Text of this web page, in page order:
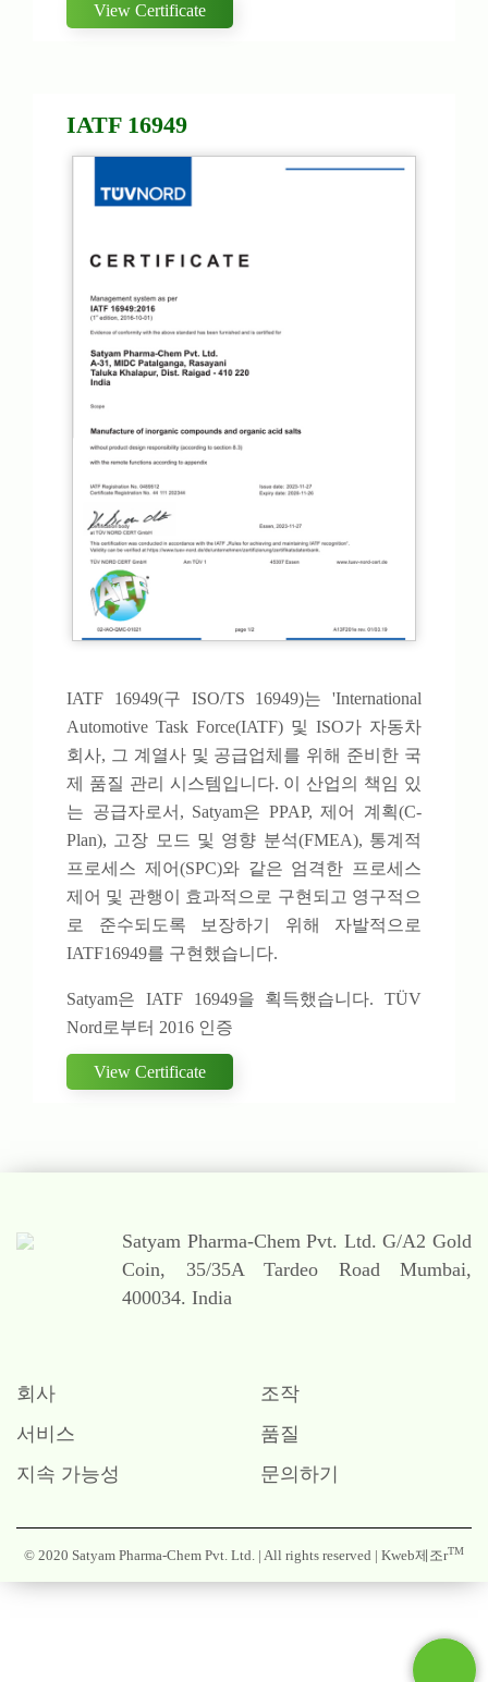
View Certificate
IATF 16949
IATF 16949(구 ISO/TS 16949)는 'International
Automotive Task Force(IATF) 및 ISO가 자동차
회사, 그 계열사 및 공급업체를 위해 준비한 국
제 품질 관리 시스템입니다. 이 산업의 책임 있
는 공급자로서, Satyam은 PPAP, 제어 계획(C-
Plan), 고장 모드 및 영향 분석(FMEA), 통계적
프로세스 제어(SPC)와 같은 엄격한 프로세스
제어 및 관행이 효과적으로 구현되고 영구적으
로 준수되도록 보장하기 위해 자발적으로
IATF16949를 구현했습니다.
Satyam은 IATF 16949을 획득했습니다. TÜV
Nord로부터 2016 인증
View Certificate
Satyam Pharma-Chem Pvt. Ltd.G/A2 Gold
Coin, 35/35A Tardeo Road Mumbai,
400034. India
회사
조작
서비스
품질
지속 가능성
문의하기
© 2020 Satyam Pharma-Chem Pvt. Ltd. | All rights reserved | Kweb제조rTM